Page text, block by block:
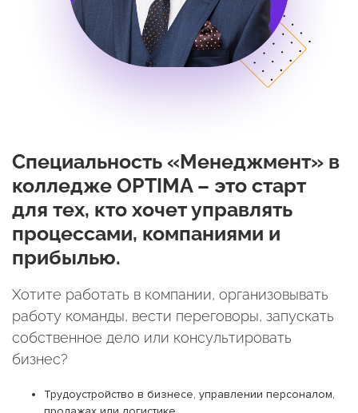
Специальность «Менеджмент» в
колледже OPTIMA – это старт
для тех, кто хочет управлять
процессами, компаниями и
прибылью.
Хотите работать в компании, организовывать
работу команды, вести переговоры, запускать
собственное дело или консультировать
бизнес?
Трудоустройство в бизнесе, управлении персоналом,